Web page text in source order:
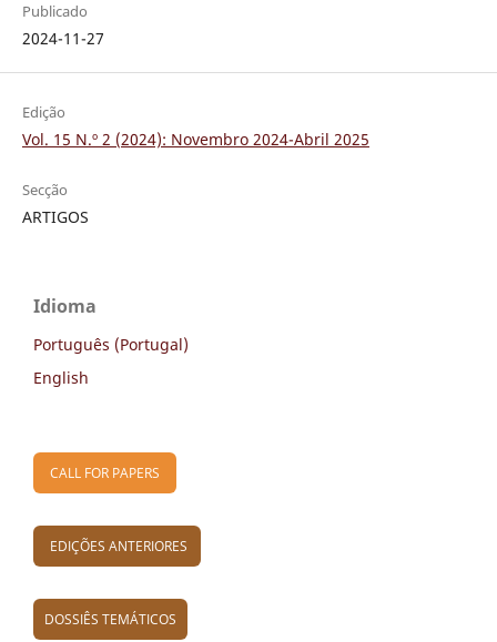
Publicado
2024-11-27
Edição
Vol. 15 N.º 2 (2024): Novembro 2024-Abril 2025
Secção
ARTIGOS
Idioma
Português (Portugal)
English
CALL FOR PAPERS
EDIÇÕES ANTERIORES
DOSSIÊS TEMÁTICOS